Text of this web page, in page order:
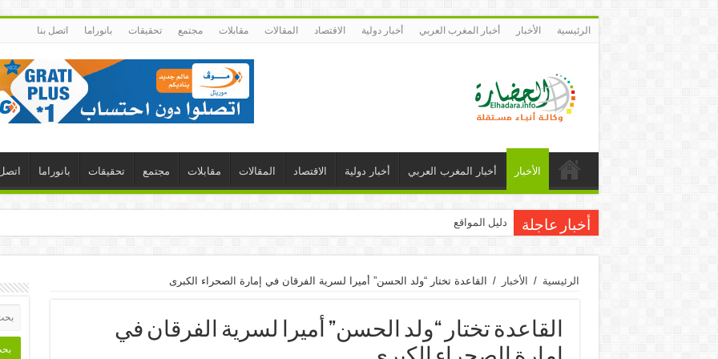
الرئيسية الأخبار أخبار المغرب العربي أخبار دولية الاقتصاد المقالات مقابلات مجتمع تحقيقات بانوراما اتصل بنا
الأخبار أخبار المغرب العربي أخبار دولية الاقتصاد المقالات مقابلات مجتمع تحقيقات بانوراما
أخبار عاجلة دليل المواقع
الرئيسية / الأخبار / القاعدة تختار “ولد الحسن” أميرا لسرية الفرقان في إمارة الصحراء الكبرى
القاعدة تختار “ولد الحسن” أميرا لسرية الفرقان في